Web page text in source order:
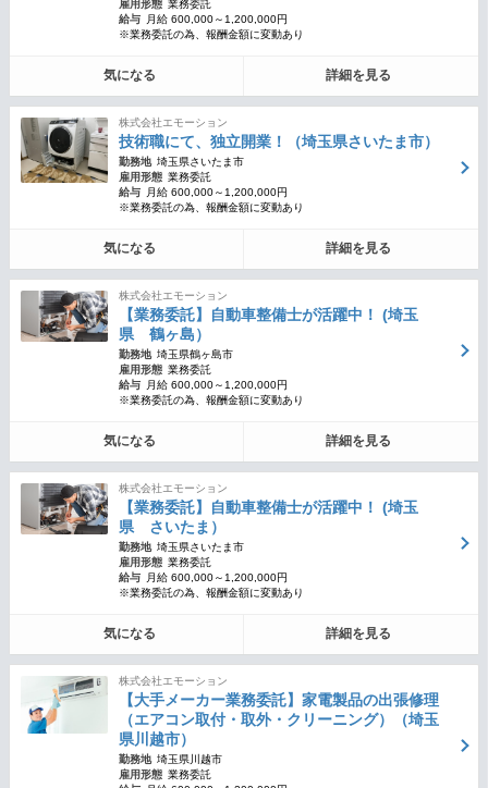
雇用形態 業務委託
給与
月給 600,000～1,200,000円
※業務委託の為、報酬金額に変動あり
気になる 詳細を見る
株式会社エモーション
技術職にて、独立開業！（埼玉県さいたま市）
勤務地 埼玉県さいたま市
雇用形態 業務委託
給与
月給 600,000～1,200,000円
※業務委託の為、報酬金額に変動あり
気になる 詳細を見る
株式会社エモーション
【業務委託】自動車整備士が活躍中！ (埼玉
県 鶴ヶ島）
勤務地 埼玉県鶴ヶ島市
雇用形態 業務委託
給与
月給 600,000～1,200,000円
※業務委託の為、報酬金額に変動あり
気になる 詳細を見る
株式会社エモーション
【業務委託】自動車整備士が活躍中！ (埼玉
県 さいたま）
勤務地 埼玉県さいたま市
雇用形態 業務委託
給与
月給 600,000～1,200,000円
※業務委託の為、報酬金額に変動あり
気になる 詳細を見る
株式会社エモーション
【大手メーカー業務委託】家電製品の出張修理
（エアコン取付・取外・クリーニング）（埼玉
県川越市）
勤務地 埼玉県川越市
雇用形態 業務委託